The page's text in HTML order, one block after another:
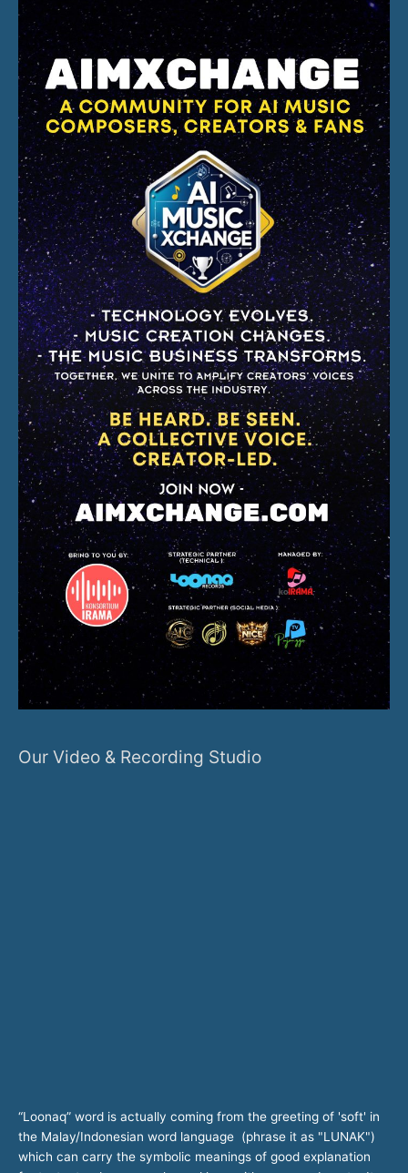
Our Video & Recording Studio
“Loonaq” word is actually coming from the greeting of 'soft' in
the Malay/Indonesian word language (phrase it as "LUNAK")
which can carry the symbolic meanings of good explanation